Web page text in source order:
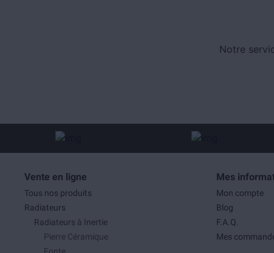
Notre
Vente en ligne
Tous nos produits
Radiateurs
Radiateurs à Inertie
Pierre Céramique
Fonte
Mes
Mon compte
Blog
F.A.Q.
Mes